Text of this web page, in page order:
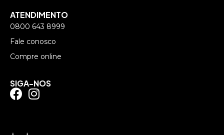
ATENDIMENTO
0800 643 8999
Fale conosco
Compre online
SIGA-NOS